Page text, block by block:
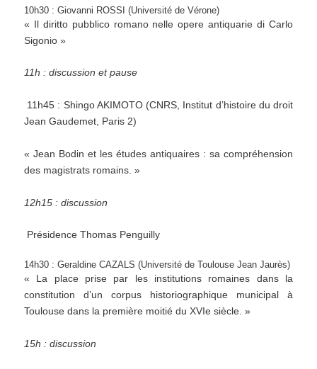
10h30 : Giovanni ROSSI (Université de Vérone)
« Il diritto pubblico romano nelle opere antiquarie di Carlo
Sigonio »
11h : discussion et pause
11h45 : Shingo AKIMOTO (CNRS, Institut d’histoire du droit
Jean Gaudemet, Paris 2)
« Jean Bodin et les études antiquaires : sa compréhension
des magistrats romains. »
12h15 : discussion
Présidence Thomas Penguilly
14h30 : Geraldine CAZALS (Université de Toulouse Jean Jaurès)
« La place prise par les institutions romaines dans la
constitution d’un corpus historiographique municipal à
Toulouse dans la première moitié du XVIe siècle. »
15h : discussion